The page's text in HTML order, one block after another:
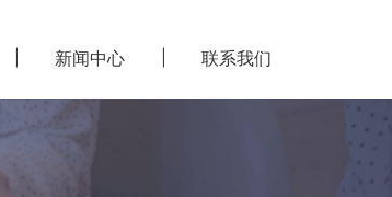
新闻中心 联系我们